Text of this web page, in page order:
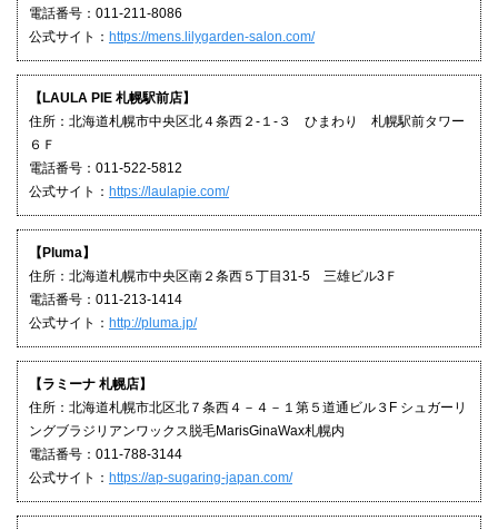
電話番号：011-211-8086
公式サイト： https://mens.lilygarden-salon.com/
【LAULA PIE 札幌駅前店】
住所：北海道札幌市中央区北４条西２-１-３ ひまわり 札幌駅前タワー
６Ｆ
電話番号：011-522-5812
公式サイト： https://laulapie.com/
【Pluma】
住所：北海道札幌市中央区南２条西５丁目31-5 三雄ビル3Ｆ
電話番号：011-213-1414
公式サイト： http://pluma.jp/
【ラミーナ 札幌店】
住所：北海道札幌市北区北７条西４－４－１第５道通ビル３F シュガーリ
ングブラジリアンワックス脱毛MarisGinaWax札幌内
電話番号：011-788-3144
公式サイト： https://ap-sugaring-japan.com/